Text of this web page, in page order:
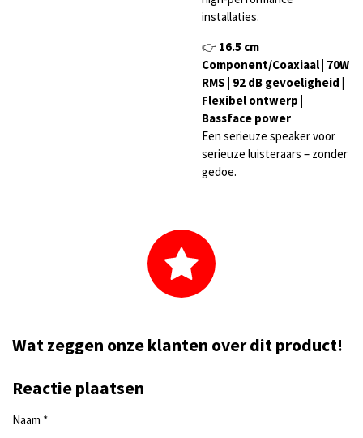
installaties.
👉 16.5 cm
Component/Coaxiaal | 70W
RMS | 92 dB gevoeligheid |
Flexibel ontwerp |
Bassface power
Een serieuze speaker voor
serieuze luisteraars – zonder
gedoe.
Wat zeggen onze klanten over dit product!
Reactie plaatsen
Naam *